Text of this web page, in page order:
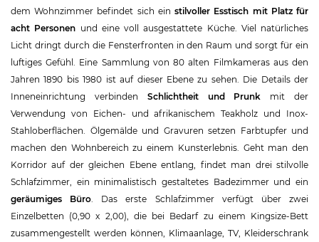
dem Wohnzimmer befindet sich einstilvoller Esstisch mit Platz für
acht Personen und eine voll ausgestattete Küche. Viel natürliches
Licht dringt durch die Fensterfronten in den Raum und sorgt für ein
luftiges Gefühl. Eine Sammlung von 80 alten Filmkameras aus den
Jahren 1890 bis 1980 ist auf dieser Ebene zu sehen. Die Details der
Inneneinrichtung verbinden Schlichtheit und Prunk mit der
Verwendung von Eichen- und afrikanischem Teakholz und Inox-
Stahloberflächen. Ölgemälde und Gravuren setzen Farbtupfer und
machen den Wohnbereich zu einem Kunsterlebnis. Geht man den
Korridor auf der gleichen Ebene entlang, findet man drei stilvolle
Schlafzimmer, ein minimalistisch gestaltetes Badezimmer und ein
geräumiges Büro . Das erste Schlafzimmer verfügt über zwei
Einzelbetten (0,90 x 2,00), die bei Bedarf zu einem Kingsize-Bett
zusammengestellt werden können, Klimaanlage, TV, Kleiderschrank